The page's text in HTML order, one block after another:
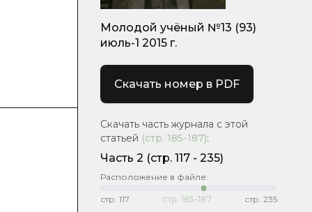
Молодой учёный №13 (93)
июль-1 2015 г.
Скачать номер в PDF
Скачать часть журнала с этой
статьей (стр. 185-187):
Часть 2 (cтр. 117 - 235)
Расположение в файле:
стр. 117 стр. 185-187 стр. 235